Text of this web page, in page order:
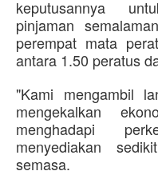
keputusannya
pinjaman
perempat mata
antara 1.50 peratus
"Kami mengambil
mengekalkan
menghadapi
menyediakan
semasa.